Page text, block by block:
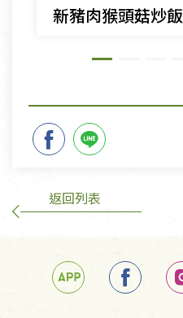
新豬肉猴頭菇炒飯
返回列表